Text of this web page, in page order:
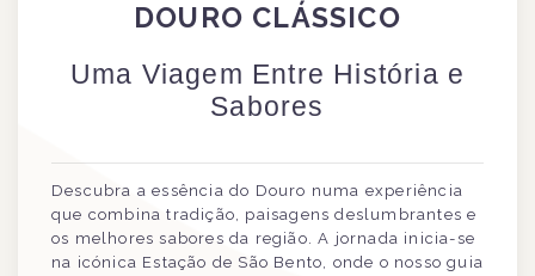
DOURO CLÁSSICO
Uma Viagem Entre História e
Sabores
Descubra a essência do Douro numa experiência
que combina tradição, paisagens deslumbrantes e
os melhores sabores da região. A jornada inicia-se
na icónica Estação de São Bento, onde o nosso guia